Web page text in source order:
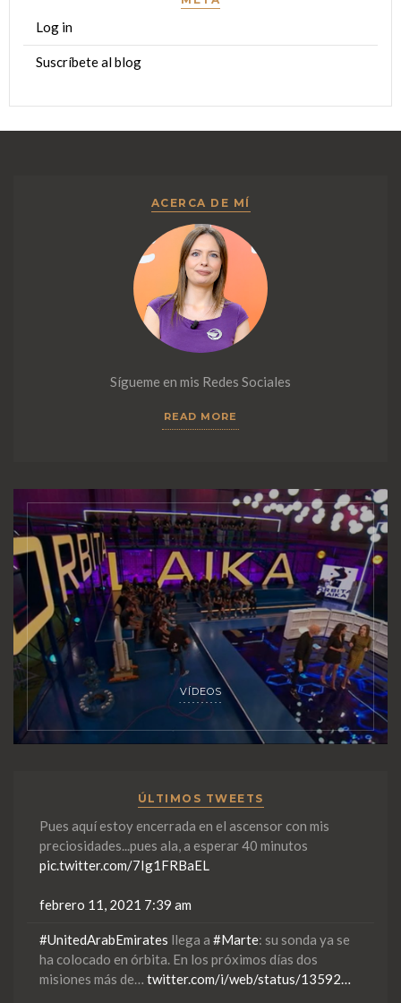
Log in
Suscríbete al blog
ACERCA DE MÍ
Sígueme en mis Redes Sociales
READ MORE
VÍDEOS
ÚLTIMOS TWEETS
Pues aquí estoy encerrada en el ascensor con mis
preciosidades...pues ala, a esperar 40 minutos
pic.twitter.com/7Ig1FRBaEL
febrero 11, 2021 7:39 am
#UnitedArabEmirates llega a#Marte: su sonda ya se
ha colocado en órbita. En los próximos días dos
misiones más de…twitter.com/i/web/status/13592…